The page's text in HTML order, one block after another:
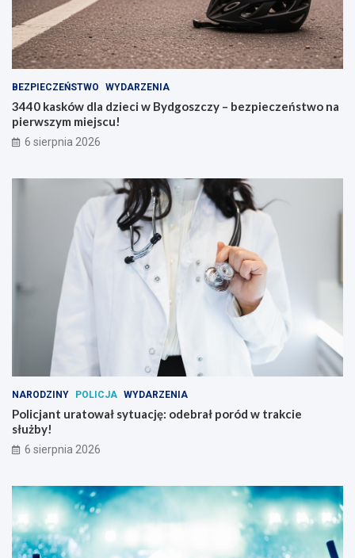
BEZPIECZEŃSTWO WYDARZENIA
3440 kasków dla dzieci w Bydgoszczy – bezpieczeństwo na
pierwszym miejscu!
6 sierpnia 2026
NARODZINY POLICJA WYDARZENIA
Policjant uratował sytuację: odebrał poród w trakcie
służby!
6 sierpnia 2026